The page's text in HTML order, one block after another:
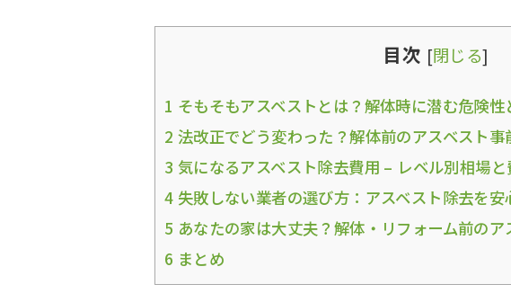
目次 [閉じる]
1 そもそもアスベストとは？解体時に潜む危険性
2 法改正でどう変わった？解体前のアスベスト
3 気になるアスベスト除去費用 – レベル別相場
4 失敗しない業者の選び方：アスベスト除去を
5 あなたの家は大丈夫？解体・リフォーム前のア
6 まとめ